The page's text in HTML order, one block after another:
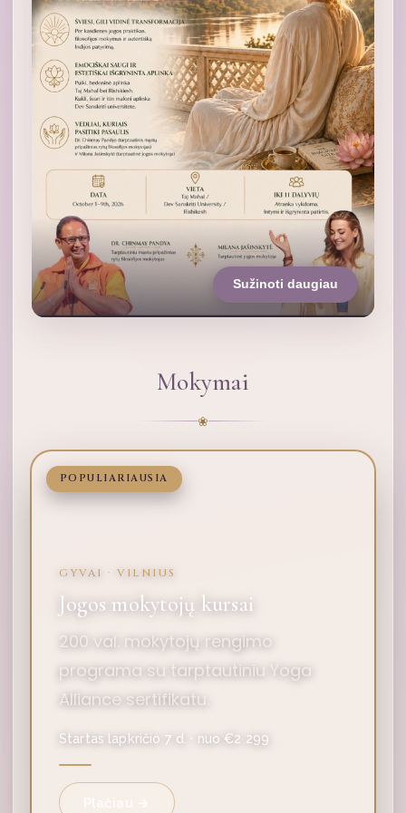
Sužinoti daugiau
Mokymai
❀
POPULIARIAUSIA
GYVAI · VILNIUS
Jogos mokytojų kursai
200 val. mokytojų rengimo
programa su tarptautiniu Yoga
Alliance sertifikatu.
Startas lapkričio 7 d. · nuo €2 299